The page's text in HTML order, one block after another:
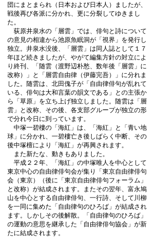
団にまとまられ（日本および日本人）ましたが、
戦後再び各派に分かれ、更に分裂してゆきまし
た。
荻原井泉水の「層雲」では、俳句と詩について
の意見の相違から池原魚眠洞が「視界」を発行し
独立。井泉水没後、「層雲」は同人誌として１７
年ほど続きましたが、やがて編集方針の対立によ
り終刊、「随雲（渡野辺朴愁、数年後「層雲」に
改称）」と「層雲自由律（伊藤完吾）」に分れま
した。随雲は、北田傀子が「自由律俳句が乱れて
いる、俳句は大和言葉の韻文である」との主張か
ら「草原」を立ち上げ独立しました。随雲は「層
雲」と改称、その後、各支部グループが独立の形
で分れ今日に到っています。
中塚一碧樓の「海紅」は、「海紅」と「青い地
球」に分かれ、一碧樓亡き後しばらく中断、その
後中塚檀により「海紅」が再興されます。
また新たな、動きもありました。
平成２２年、「海紅」の中塚唯人を中心として
東京中心の自由律俳句会が集り「東京自由律俳句
会（東京）（後に「東京自由律俳句フォーラム」
と改称）が結成されます。またその翌年、富永鳩
山を中心とする自由律俳句、一行詩、そして川柳
を一同に集めた「自由律句のひろば」が結成され
ます。しかしその後解散。「自由律句のひろば」
の運動の意思を継承した「自由律俳句協会」が新
たに結成されます。